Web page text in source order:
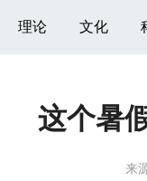
理论 文化
这个暑
来